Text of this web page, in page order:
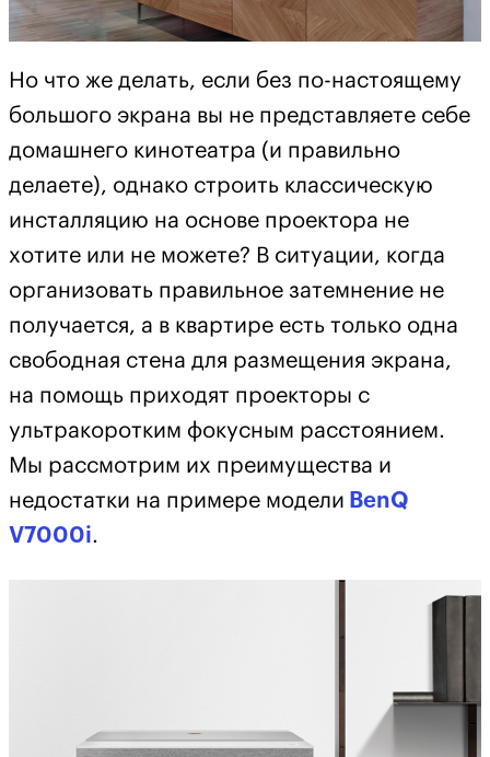
Но что же делать, если без по-настоящему
большого экрана вы не представляете себе
домашнего кинотеатра (и правильно
делаете), однако строить классическую
инсталляцию на основе проектора не
хотите или не можете? В ситуации, когда
организовать правильное затемнение не
получается, а в квартире есть только одна
свободная стена для размещения экрана,
на помощь приходят проекторы с
ультракоротким фокусным расстоянием.
Мы рассмотрим их преимущества и
недостатки на примере модели BenQ
V7000i.